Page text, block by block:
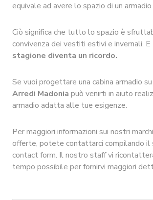
equivale ad avere lo spazio di un
Ciò significa che tutto lo spazio è
convivenza dei vestiti estivi e invernali. E
stagione diventa un ricordo.
Se vuoi progettare una cabina armadio
Arredi Madonia può venirti in aiuto
armadio adatta alle tue esigenze.
Per maggiori informazioni sui nostri
offerte, potete contattarci compilando il
contact form. Il nostro staff vi
tempo possibile per fornirvi maggiori